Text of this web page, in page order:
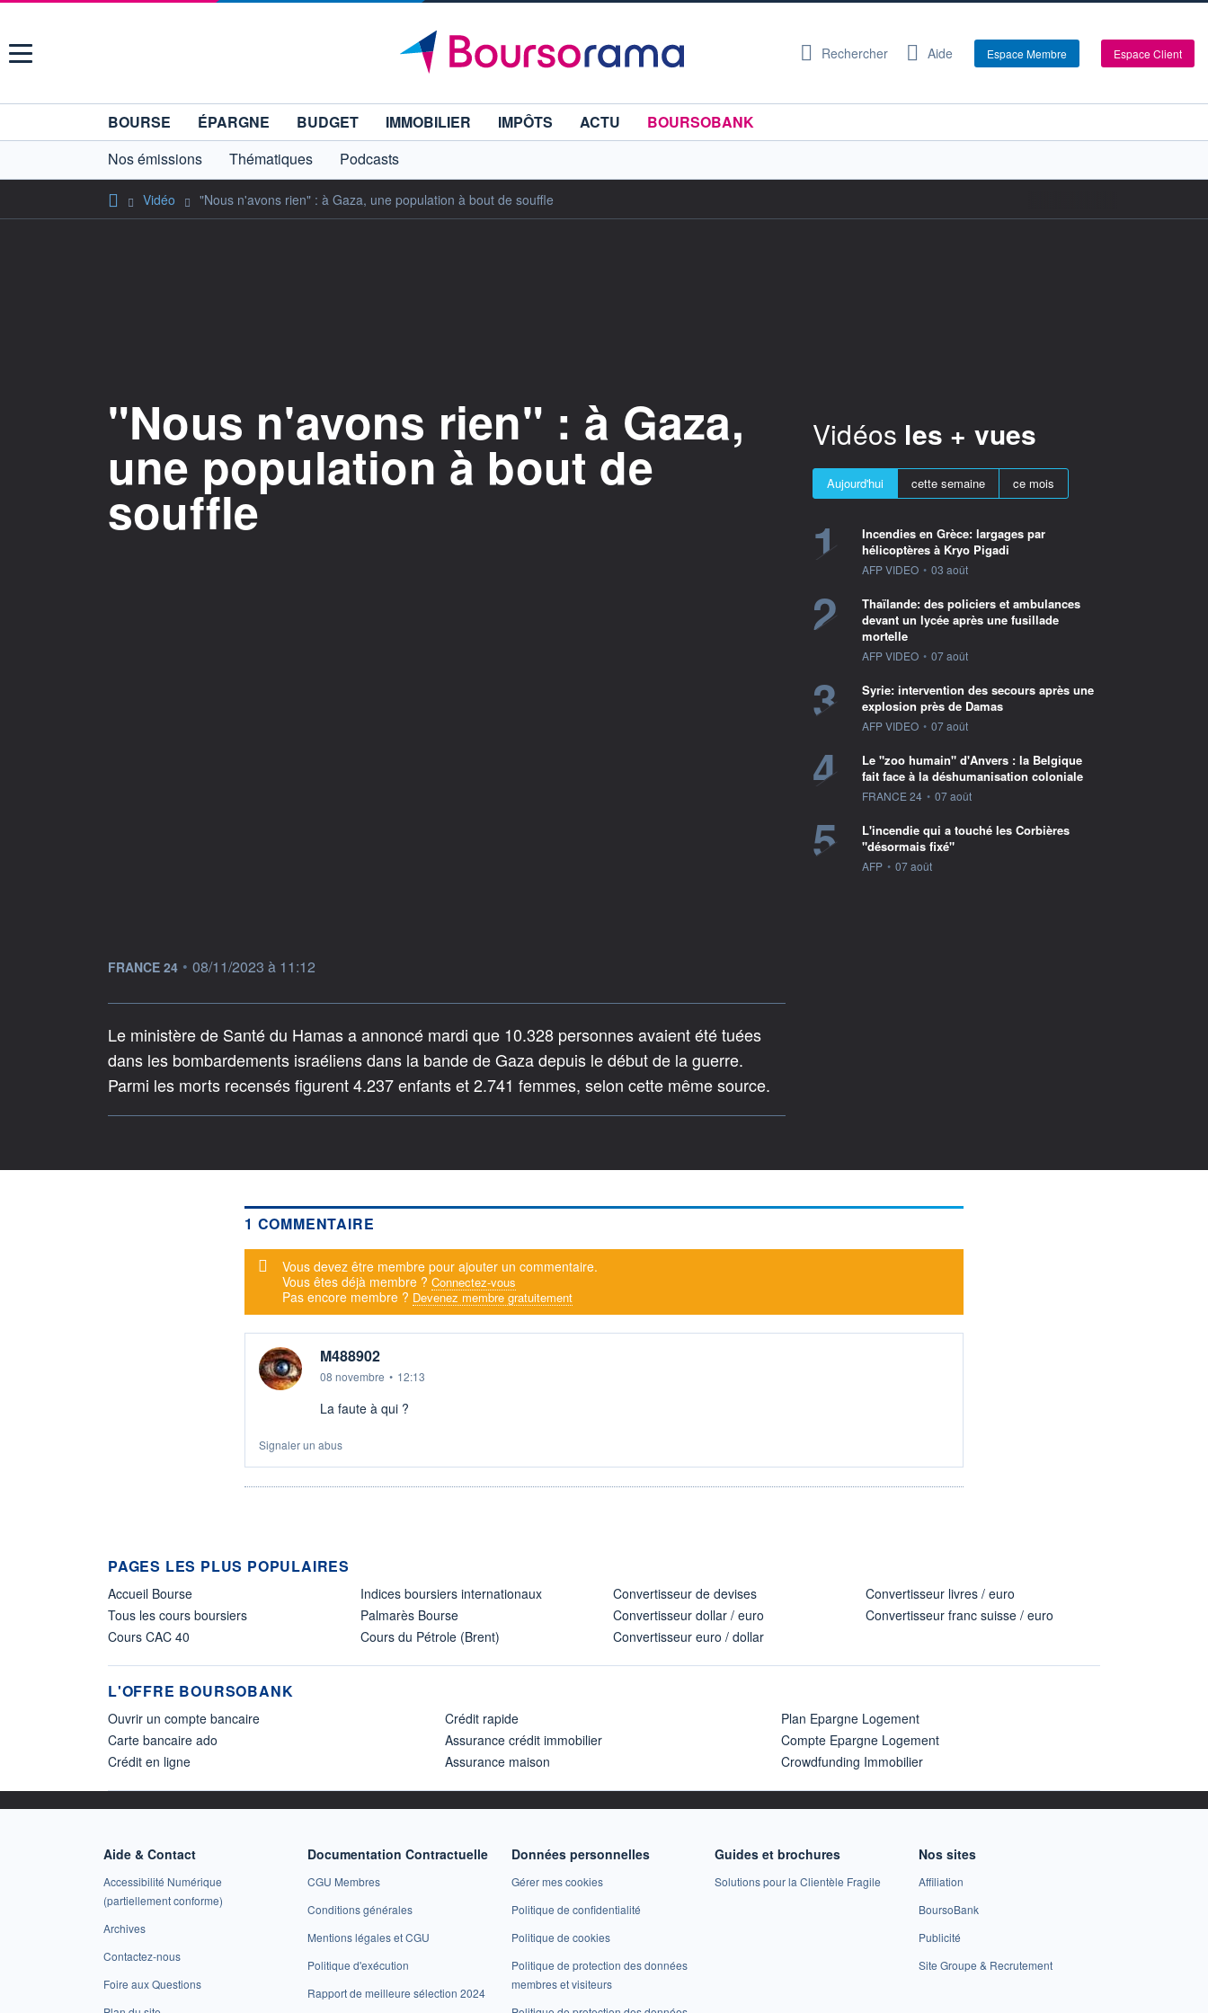
Menu Rechercher Aide Espace Membre Espace Client
BOURSE ÉPARGNE BUDGET IMMOBILIER IMPÔTS ACTU
BOURSOBANK
Nos émissions
Thématiques Podcasts
Vidéo "Nous n'avons rien" : à Gaza, une population à bout de souffle
"Nous n'avons rien" : à Gaza,
une population à bout de
souffle
information fournie par
FRANCE 24 • 08/11/2023 à 11:12
Le ministère de Santé du Hamas a annoncé mardi que 10.328 personnes avaient été tuées
dans les bombardements israéliens dans la bande de Gaza depuis le début de la guerre.
Parmi les morts recensés figurent 4.237 enfants et 2.741 femmes, selon cette même source.
Vidéos les + vues
Aujourd'hui cette semaine ce mois
1
Incendies en Grèce: largages par
hélicoptères à Kryo Pigadi
information fournie par
AFP VIDEO • 03 août
2
Thaïlande: des policiers et ambulances
devant un lycée après une fusillade
mortelle
information fournie par
AFP VIDEO • 07 août
3
Syrie: intervention des secours après une
explosion près de Damas
information fournie par
AFP VIDEO • 07 août
4
Le "zoo humain" d'Anvers : la Belgique
fait face à la déshumanisation coloniale
information fournie par
FRANCE 24 • 07 août
5
L'incendie qui a touché les Corbières
"désormais fixé"
information fournie par
AFP • 07 août
1 COMMENTAIRE
Message d'alerte
Vous devez être membre pour ajouter un commentaire.
Vous êtes déjà membre ? Connectez-vous
Pas encore membre ? Devenez membre gratuitement
M488902
08 novembre • 12:13
La faute à qui ?
Signaler un abus
PAGES LES PLUS POPULAIRES
Accueil Bourse
Tous les cours boursiers
Cours CAC 40
Indices boursiers internationaux
Palmarès Bourse
Cours du Pétrole (Brent)
Convertisseur de devises
Convertisseur dollar / euro
Convertisseur euro / dollar
Convertisseur livres / euro
Convertisseur franc suisse / euro
L'OFFRE BOURSOBANK
Ouvrir un compte bancaire
Carte bancaire ado
Crédit en ligne
Crédit rapide
Assurance crédit immobilier
Assurance maison
Plan Epargne Logement
Compte Epargne Logement
Crowdfunding Immobilier
Aide & Contact
Accessibilité Numérique
(partiellement conforme)
Archives
Contactez-nous
Foire aux Questions
Documentation Contractuelle
CGU Membres
Conditions générales
Mentions légales et CGU
Politique d'exécution
Rapport de meilleure sélection 2024
Données personnelles
Gérer mes cookies
Politique de confidentialité
Politique de cookies
Politique de protection des données
membres et visiteurs
Guides et brochures
Solutions pour la Clientèle Fragile
Nos sites
Affiliation
BoursoBank
Publicité
Site Groupe & Recrutement